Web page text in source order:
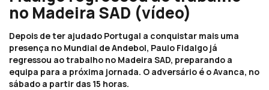
no Madeira SAD (vídeo)
Depois de ter ajudado Portugal a conquistar mais uma
presença no Mundial de Andebol, Paulo Fidalgo já
regressou ao trabalho no Madeira SAD, preparando a
equipa para a próxima jornada. O adversário é o Avanca, no
sábado a partir das 15 horas.